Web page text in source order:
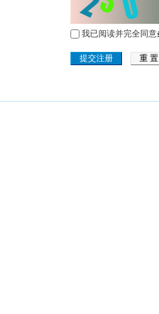
我已阅读并完全同意